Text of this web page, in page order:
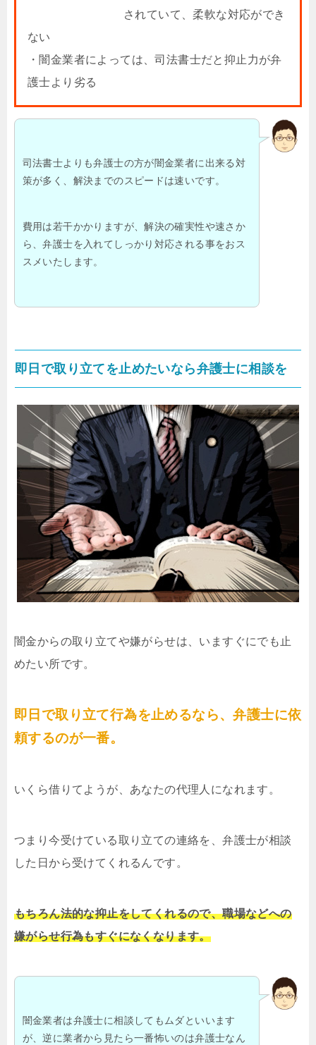
されていて、柔軟な対応ができ
ない
・闇金業者によっては、司法書士だと抑止力が弁
護士より劣る
司法書士よりも弁護士の方が闇金業者に出来る対
策が多く、解決までのスピードは速いです。
費用は若干かかりますが、解決の確実性や速さか
ら、弁護士を入れてしっかり対応される事をおス
スメいたします。
即日で取り立てを止めたいなら弁護士に相談を
闇金からの取り立てや嫌がらせは、いますぐにでも止
めたい所です。
即日で取り立て行為を止めるなら、弁護士に依
頼するのが一番。
いくら借りてようが、あなたの代理人になれます。
つまり今受けている取り立ての連絡を、弁護士が相談
した日から受けてくれるんです。
もちろん法的な抑止をしてくれるので、職場などへの
嫌がらせ行為もすぐになくなります。
闇金業者は弁護士に相談してもムダといいます
が、逆に業者から見たら一番怖いのは弁護士なん